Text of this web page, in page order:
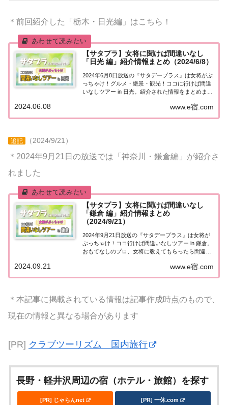
＊前回紹介した「栃木・日光編」はこちら！
【サタプラ】女将に聞けば間違いなし
「日光 編」紹介情報まとめ（2024/6/8）
2024年6月8日放送の『サタデープラス』は女将がぶ
っちゃけ！グルメ・絶景・観光！ココに行けば間違
いなしツアー in 日光。紹介された情報をまとめまし
定番＆穴場情報は、旅館の女将に聞けば間違いな
し！グルメ・絶景・観光！ココに行け...
www.e宿.com
2024.06.08
追記 （2024/9/21）
＊2024年9月21日の放送では「神奈川・鎌倉編」が紹介さ
れました
【サタプラ】女将に聞けば間違いなし
「鎌倉 編」紹介情報まとめ
（2024/9/21）
2024年9月21日放送の『サタデープラス』は女将が
ぶっちゃけ！ココ行けば間違いなしツアー in 鎌倉。
おもてなしのプロ、女将に教えてもらったら間違い
ー！紹介された情報をまとめました。ココ行けば間
違いなしツアー in 鎌倉旅行の知りたい...
www.e宿.com
2024.09.21
＊本記事に掲載されている情報は記事作成時点のもので、
現在の情報と異なる場合があります
[PR] クラブツーリズム 国内旅行
長野・軽井沢周辺の宿（ホテル・旅館）を探す
[PR] じゃらんnet [PR] 一休.com